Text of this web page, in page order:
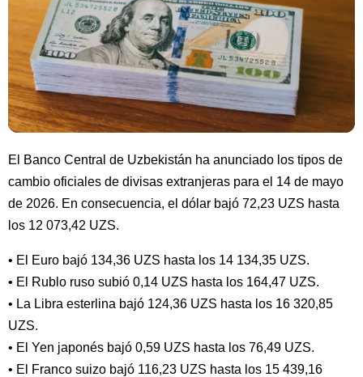
El Banco Central de Uzbekistán ha anunciado los tipos de
cambio oficiales de divisas extranjeras para el 14 de mayo
de 2026. En consecuencia, el dólar bajó 72,23 UZS hasta
los 12 073,42 UZS.
• El Euro bajó 134,36 UZS hasta los 14 134,35 UZS.
• El Rublo ruso subió 0,14 UZS hasta los 164,47 UZS.
• La Libra esterlina bajó 124,36 UZS hasta los 16 320,85
UZS.
• El Yen japonés bajó 0,59 UZS hasta los 76,49 UZS.
• El Franco suizo bajó 116,23 UZS hasta los 15 439,16